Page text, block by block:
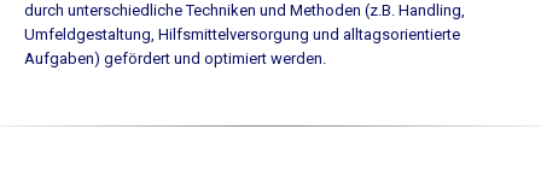
durch unterschiedliche Techniken und Methoden (z.B. Handling,
Umfeldgestaltung, Hilfsmittelversorgung und alltagsorientierte
Aufgaben) gefördert und optimiert werden.